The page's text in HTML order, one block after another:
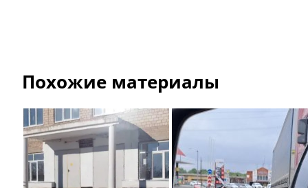
Похожие материалы